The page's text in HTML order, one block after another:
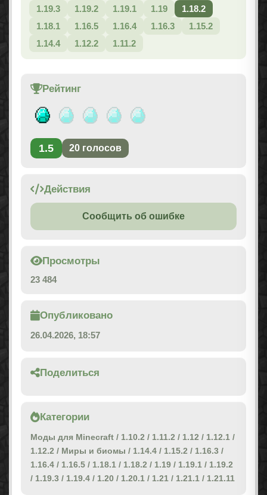
1.19.3
1.19.2 1.19.1 1.19
1.18.2
1.18.1
1.16.5 1.16.4 1.16.3
1.15.2
1.14.4
1.12.2 1.11.2
Рейтинг
1.5 20 голосов
Действия
Сообщить об ошибке
Просмотры
23 484
Опубликовано
26.04.2026, 18:57
Поделиться
Категории
Моды для Minecraft / 1.10.2 / 1.11.2 / 1.12 / 1.12.1 /
1.12.2 / Миры и биомы / 1.14.4 / 1.15.2 / 1.16.3 /
1.16.4 / 1.16.5 / 1.18.1 / 1.18.2 / 1.19 / 1.19.1 / 1.19.2
/ 1.19.3 / 1.19.4 / 1.20 / 1.20.1 / 1.21 / 1.21.1 / 1.21.11